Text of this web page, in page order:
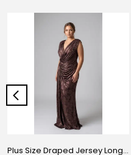
Plus Size Draped Jersey Long Evening Dress Mink